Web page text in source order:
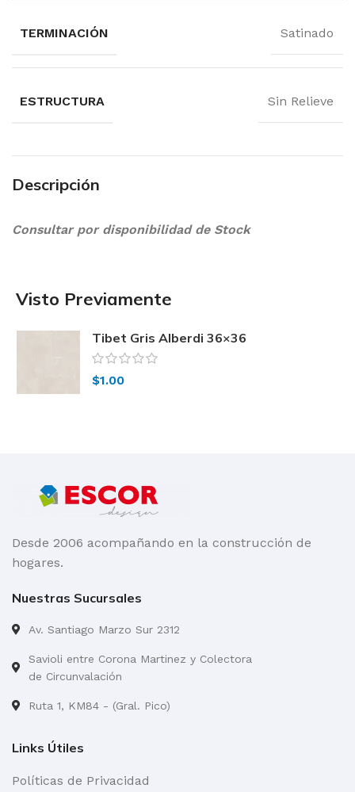
TERMINACIÓN Satinado
ESTRUCTURA Sin Relieve
Descripción
Consultar por disponibilidad de Stock
Visto Previamente
Tibet Gris Alberdi 36×36
$1.00
Desde 2006 acompañando en la construcción de
hogares.
Nuestras Sucursales
Av. Santiago Marzo Sur 2312
Savioli entre Corona Martinez y Colectora
de Circunvalación
Ruta 1, KM84 - (Gral. Pico)
Links Útiles
Políticas de Privacidad